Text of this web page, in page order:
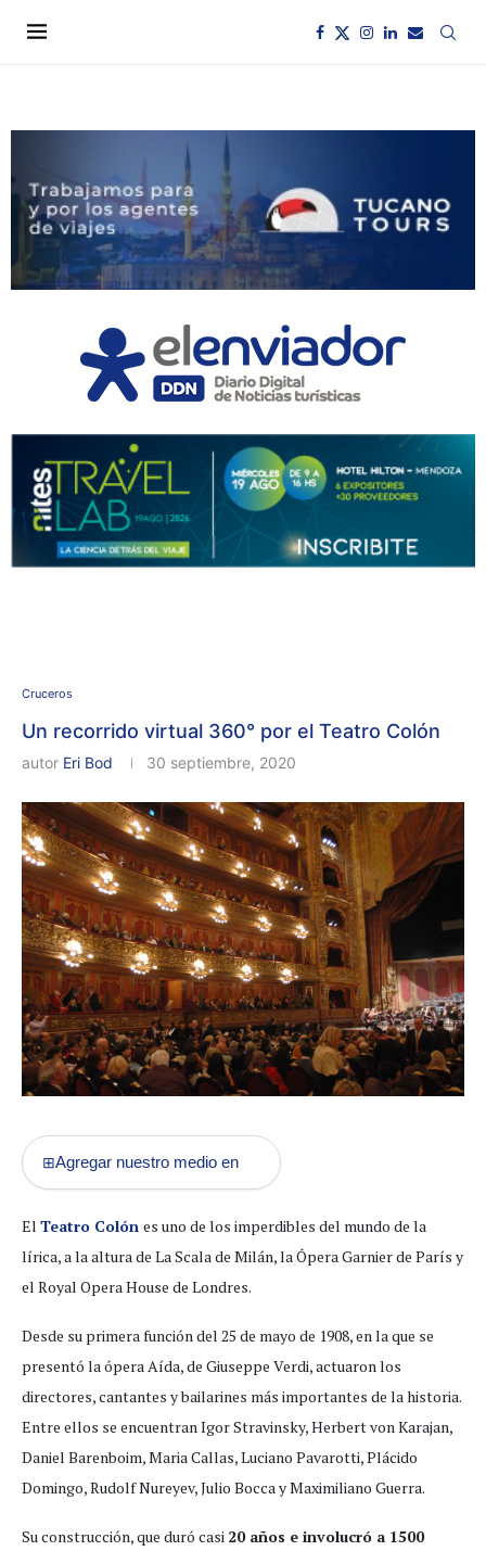
Cruceros
Un recorrido virtual 360° por el Teatro Colón
autor Eri Bod 30 septiembre, 2020
⊞Agregar nuestro medio en
El Teatro Colón es uno de los imperdibles del mundo de la
lírica, a la altura de La Scala de Milán, la Ópera Garnier de París y
el Royal Opera House de Londres.
Desde su primera función del 25 de mayo de 1908, en la que se
presentó la ópera Aída, de Giuseppe Verdi, actuaron los
directores, cantantes y bailarines más importantes de la historia.
Entre ellos se encuentran Igor Stravinsky, Herbert von Karajan,
Daniel Barenboim, Maria Callas, Luciano Pavarotti, Plácido
Domingo, Rudolf Nureyev, Julio Bocca y Maximiliano Guerra.
Su construcción, que duró casi 20 años e involucró a 1500